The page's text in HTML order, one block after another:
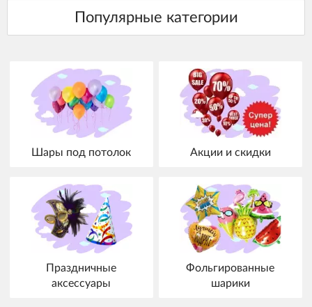
Шары под потолок Акции и скидки
Праздничные
аксессуары
Фольгированные
шарики